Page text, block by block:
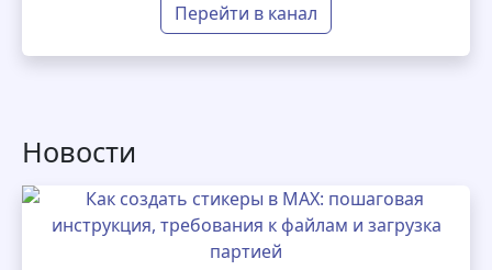
Перейти в канал
Новости